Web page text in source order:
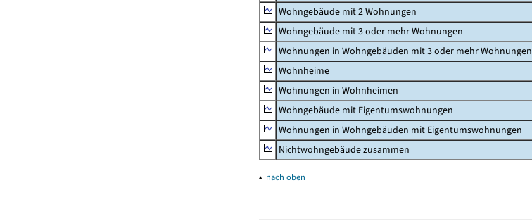
Wohngebäude mit 2 Wohnungen
Wohngebäude mit 3 oder mehr Wohnungen
Wohnungen in Wohngebäuden mit 3 oder mehr Wohnungen
Wohnheime
Wohnungen in Wohnheimen
Wohngebäude mit Eigentumswohnungen
Wohnungen in Wohngebäuden mit Eigentumswohnungen
Nichtwohngebäude zusammen
▴ nach oben